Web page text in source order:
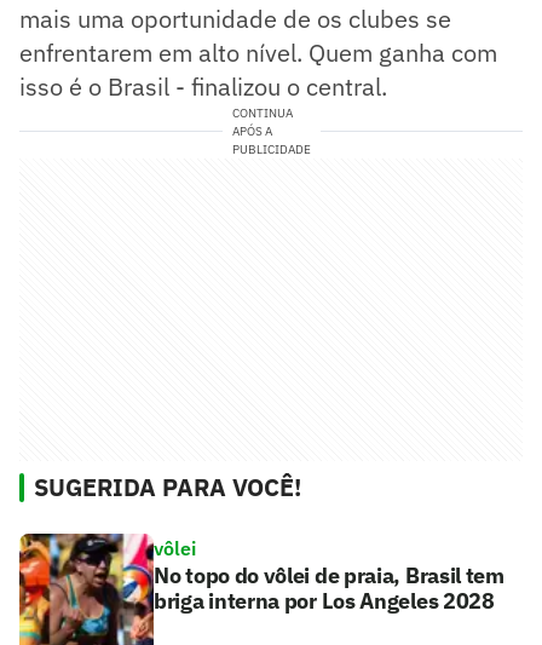
mais uma oportunidade de os clubes se
enfrentarem em alto nível. Quem ganha com
isso é o Brasil - finalizou o central.
CONTINUA
APÓS A
PUBLICIDADE
SUGERIDA PARA VOCÊ!
vôlei
No topo do vôlei de praia, Brasil tem
briga interna por Los Angeles 2028